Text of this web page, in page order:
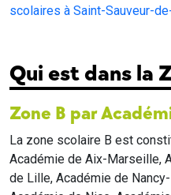
scolaires à Saint-Sauveur-
Qui est dans la
Zone B par
La zone scolaire B est
Académie de Aix-Marseille,
de Lille, Académie de